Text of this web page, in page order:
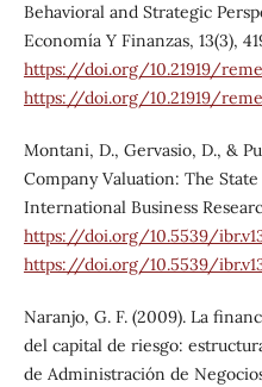
Behavioral and Strategic
Economía Y Finanzas, 13(3),
https://doi.org/10.21919/
https://doi.org/10.21919/
Montani, D., Gervasio, D., &
Company Valuation: The
International Business
https://doi.org/10.5539/
https://doi.org/10.5539/
Naranjo, G. F. (2009). La
del capital de riesgo:
de Administración de